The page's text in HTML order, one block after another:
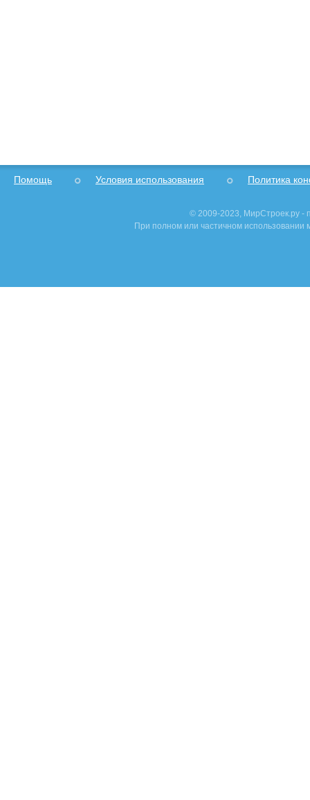
Помощь Условия использования Политика
© 2009-2023, МирСтроек.ру -
При полном или частичном использовании